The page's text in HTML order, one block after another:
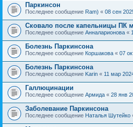
Паркинсон
Последнее сообщение Ram) « 08 сен
Сковало после капельницы ПК
Последнее сообщение Анналарионова «
Болезнь Паркинсона
Последнее сообщение Коршакова « 07
Болезнь Паркинсона
Последнее сообщение Karin « 11 мар
Галлюцинации
Последнее сообщение Армида « 28 янв
Заболевание Паркинсона
Последнее сообщение Наталья Шутейко